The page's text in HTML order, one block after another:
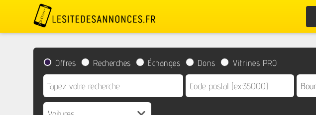
Offres Recherches Échanges Dons Vitrines PRO